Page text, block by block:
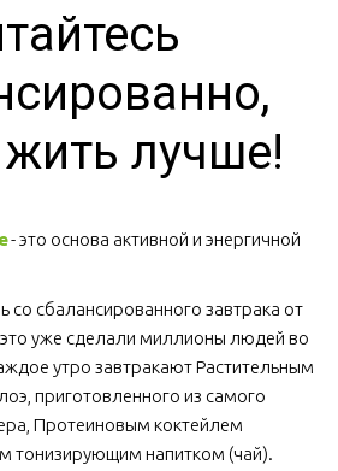
лучше!
- это основа активной и энергичной
со сбалансированного завтрака от
уже сделали миллионы людей во
утро завтракают Растительным
приготовленного из самого
Протеиновым коктейлем
тонизирующим напитком (чай).